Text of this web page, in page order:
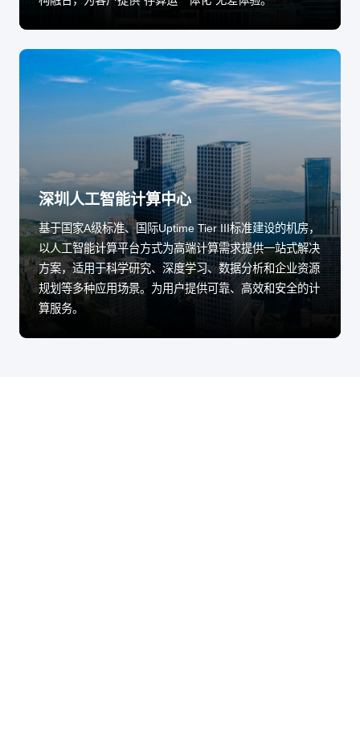
深圳人工智能计算中心
基于国家A级标准、国际Uptime Tier III标准建设的机房，
以人工智能计算平台方式为高端计算需求提供一站式解决
方案，适用于科学研究、深度学习、数据分析和企业资源
规划等多种应用场景。为用户提供可靠、高效和安全的计
算服务。